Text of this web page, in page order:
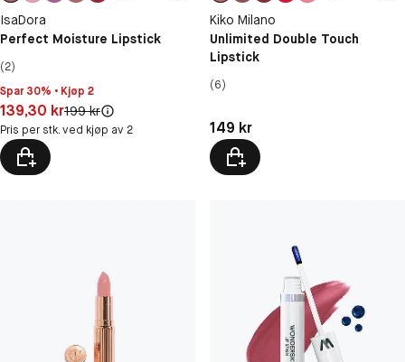
IsaDora
Perfect Moisture Lipstick
(2)
Spar 30% • Kjøp 2
Pris: 139,30 kr
139,30 krOriginal pris:
199 kr
Pris per stk. ved kjøp av 2
Kiko Milano
Unlimited Double Touch
Lipstick
(6)
Pris: 149 kr
149 kr